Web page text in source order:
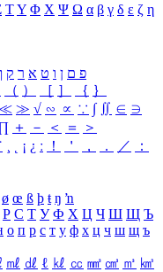
ΤΥ Φ Χ Ψ Ω α β γ δ ε ζ η
פ ם ן ו ט א ר ק
（ ） ［ ］ ｛ ｝
≪ ≫ √ ∽ ∝ ∵ ∫ ∬ ∈ ∋
＋ － ＜ ＝
＞
˙ ¸ ¡ ¿ ː ！ ＇ ， ． ／
：
ø œ ß þ ŧ ŋ ŉ
Р С Т У Ф Х Ц Ч Ш Щ Ъ
о п р с т у ф х ц ч ш щ ъ
㎖ ㎗ ℓ ㎘ ㏄ ㎣ ㎤ ㎥ ㎦